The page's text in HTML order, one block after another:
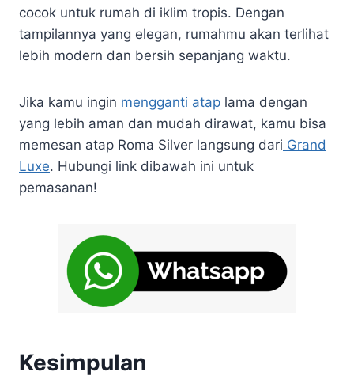
cocok untuk rumah di iklim tropis. Dengan
tampilannya yang elegan, rumahmu akan terlihat
lebih modern dan bersih sepanjang waktu.
Jika kamu ingin mengganti atap lama dengan
yang lebih aman dan mudah dirawat, kamu bisa
memesan atap Roma Silver langsung dari Grand
Luxe. Hubungi link dibawah ini untuk
pemasanan!
Kesimpulan